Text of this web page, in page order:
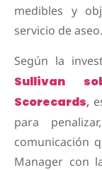
medibles y
servicio de aseo.
Según la
Sullivan
Scorecards,
para
comunicación
Manager con